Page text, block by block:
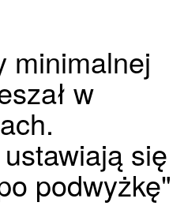
minimalnej
w
się
podwyżkę"